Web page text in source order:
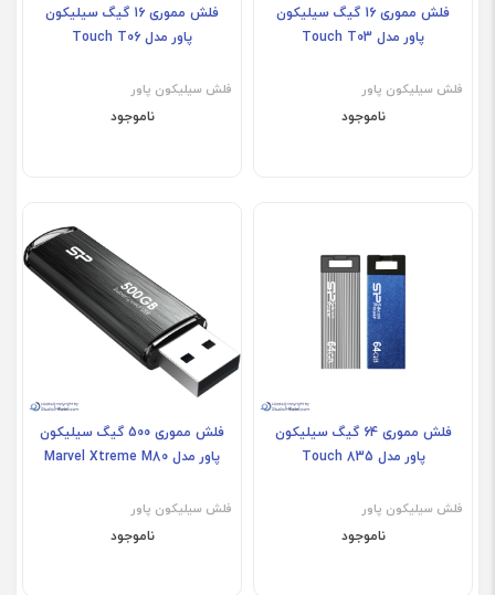
فلش مموری 16 گیگ سیلیکون
پاور مدل Touch T03
فلش سیلیکون پاور
ناموجود
فلش مموری 16 گیگ سیلیکون
پاور مدل Touch T06
فلش سیلیکون پاور
ناموجود
فلش مموری 64 گیگ سیلیکون
پاور مدل Touch 835
فلش سیلیکون پاور
ناموجود
فلش مموری 500 گیگ سیلیکون
پاور مدل Marvel Xtreme M80
فلش سیلیکون پاور
ناموجود